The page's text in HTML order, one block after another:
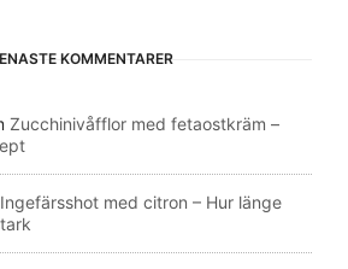
KOMMENTARER
Zucchinivåfflor med fetaostkräm –
Ingefärsshot med citron – Hur länge